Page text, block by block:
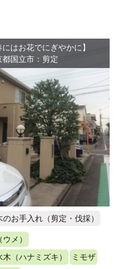
にはお花でにぎやかに】
都国立市：剪定
のお手入れ（剪定・伐採）
メ）
木（ハナミズキ）
ミモザ